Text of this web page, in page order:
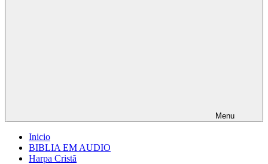
Menu
Inicio
BIBLIA EM AUDIO
Harpa Cristã